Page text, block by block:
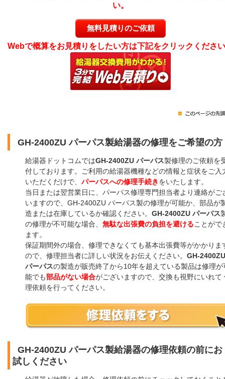
い。
無料見積りのご依頼
Webで概算をお見積りをしたい方は下記をクリックくださ
GH-2400ZU パーパス製給湯器の修理をご希望の方
給湯器ドットコムではGH-2400ZU パーパス製修理のご依頼を
付しております。ご利用の給湯器機種などの情報と症状をご入
いただくだけで、 パーパスへの修理手続きをいたします。
当日または翌営業日に、パーパス修理専門担当者より連絡がご
いますので、GH-2400ZU パーパス製の修理が可能か、部品が
造または在庫しているか確認ください。 GH-2400ZU パーパス
の修理が不可能な場合、 無駄な出張費の負担を避けることがで
ます。
保証期間外の場合、修理できなくても基本出張費等がかかりま
ので、修理担当者に詳しい状況をお伝えください。 GH-2400ZU
パーパスの製造が販売終了から10年を超えている製品は修理が
能でも部品がない場合がございますので、交換も視野にいれて
理依頼を行ってください。
GH-2400ZU パーパス製給湯器の修理依頼の前にお
試しください